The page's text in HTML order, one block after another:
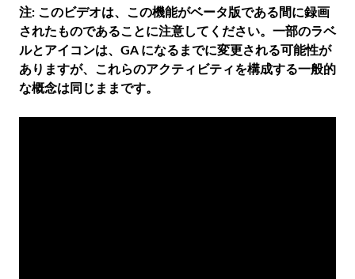
注: このビデオは、この機能がベータ版である間に録画
されたものであることに注意してください。一部のラベ
ルとアイコンは、GA になるまでに変更される可能性が
ありますが、これらのアクティビティを構成する一般的
な概念は同じままです。